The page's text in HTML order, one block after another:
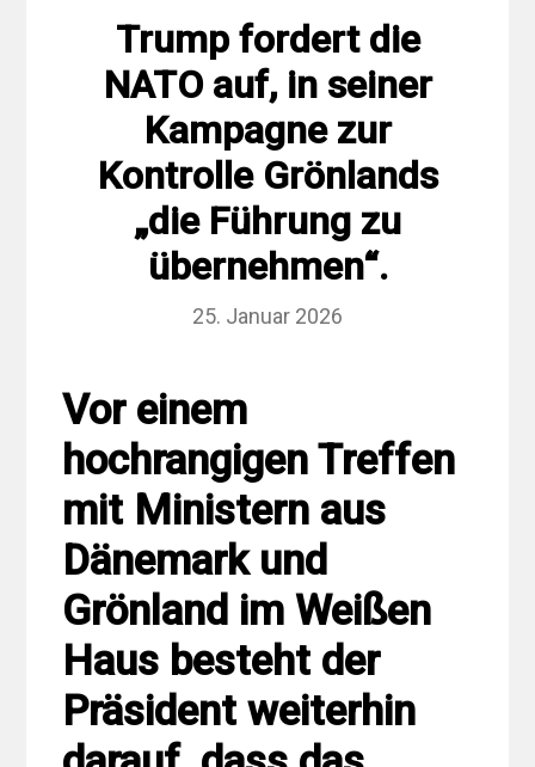
Trump fordert die
NATO auf, in seiner
Kampagne zur
Kontrolle Grönlands
„die Führung zu
übernehmen“.
25. Januar 2026
Vor einem
hochrangigen Treffen
mit Ministern aus
Dänemark und
Grönland im Weißen
Haus besteht der
Präsident weiterhin